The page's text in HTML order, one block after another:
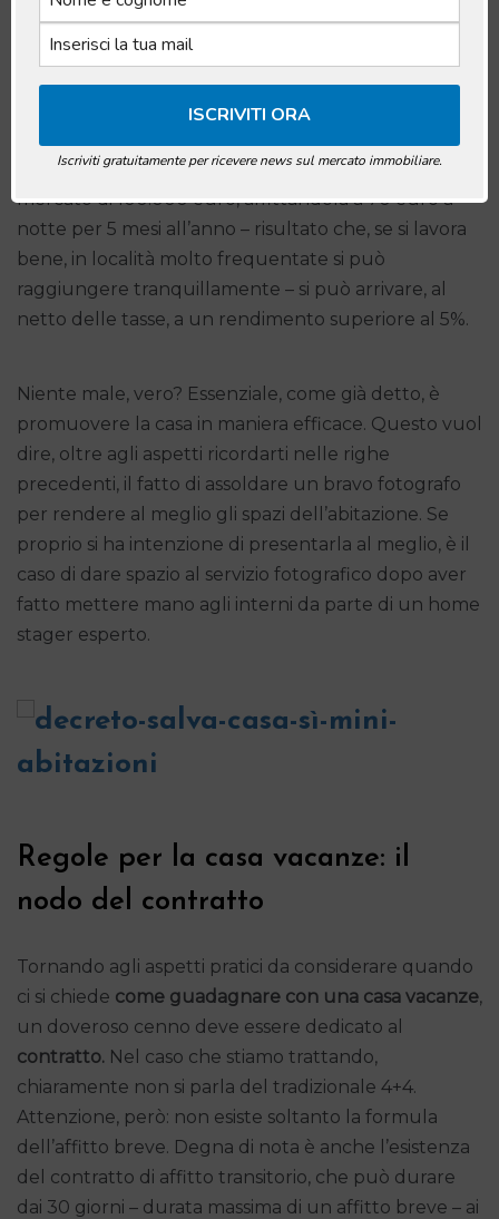
vacanze, è naturale prendere in considerazione
anche le informazioni quantitative. Quanto, in
risposta dipende da diversi fattori. Uno dei principali
è il valore di mercato dell’immobile. Ipotizzando
un’unità immobiliare contraddistinta da un valore di
mercato di 100.000 euro, affittandola a 70 euro a
notte per 5 mesi all’anno – risultato che, se si lavora
bene, in località molto frequentate si può
raggiungere tranquillamente – si può arrivare, al
netto delle tasse, a un rendimento superiore al 5%.
Niente male, vero? Essenziale, come già detto, è
promuovere la casa in maniera efficace. Questo vuol
dire, oltre agli aspetti ricordarti nelle righe
precedenti, il fatto di assoldare un bravo fotografo
per rendere al meglio gli spazi dell’abitazione. Se
proprio si ha intenzione di presentarla al meglio, è il
caso di dare spazio al servizio fotografico dopo aver
fatto mettere mano agli interni da parte di un home
stager esperto.
Regole per la casa vacanze: il
nodo del contratto
Tornando agli aspetti pratici da considerare quando
ci si chiede come guadagnare con una casa vacanze,
un doveroso cenno deve essere dedicato al
contratto. Nel caso che stiamo trattando,
chiaramente non si parla del tradizionale 4+4.
Attenzione, però: non esiste soltanto la formula
dell’affitto breve. Degna di nota è anche l’esistenza
del contratto di affitto transitorio, che può durare
dai 30 giorni – durata massima di un affitto breve – ai
Iscriviti gratuitamente per ricevere news sul mercato immobiliare.